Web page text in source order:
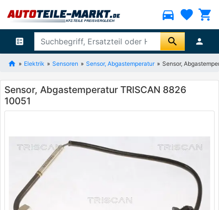
directions_car favorite shopping_cart
ballot search person
Elektrik Sensoren Sensor, Abgastemperatur Sensor,
Sensor, Abgastemperatur TRISCAN 8826
10051